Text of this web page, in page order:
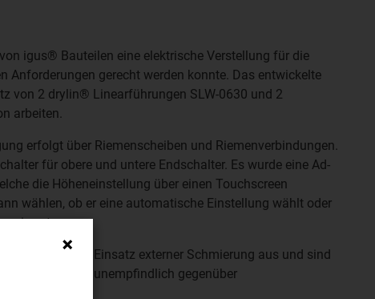
igus® Bauteilen eine elektrische Verstellung für die
Anforderungen gerecht werden konnte. Das entwickelte
von 2 drylin® Linearführungen SLW-0630 und 2
arbeiten.
erfolgt über Riemenscheiben und Riemenverbindungen.
für obere und untere Endschalter. Es wurde eine Ad-
die Höheneinstellung über einen Touchscreen
wählen, ob er eine automatische Einstellung wählt oder
ohne den Einsatz externer Schmierung aus und sind
sondern auch unempfindlich gegenüber